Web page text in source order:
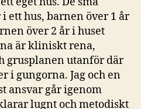
ett hus, barnen över 1 år
över 2 år i huset
är kliniskt rena,
grusplanen utanför där
i gungorna. Jag och en
ansvar går igenom
lugnt och metodiskt